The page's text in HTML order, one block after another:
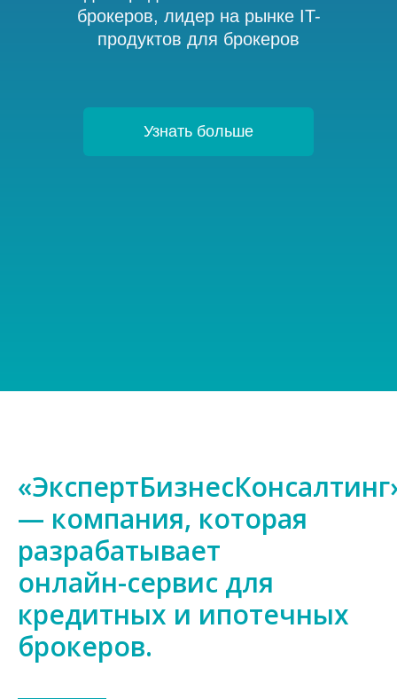
Узнать больше
брокеров, лидер на рынке IT-
продуктов для брокеров
— компания, которая
разрабатывает
онлайн-сервис для
кредитных и ипотечных
брокеров.